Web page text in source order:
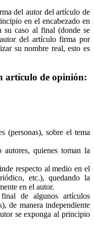
del autor del artículo de
en el encabezado en
su caso al final (donde se
del artículo firma por
su nombre real, esto es
artículo de opinión:
(personas), sobre el tema
quienes toman la
respecto al medio en el
etc.), quedando la
en el autor.
de algunos artículos
de manera independiente
se exponga al principio